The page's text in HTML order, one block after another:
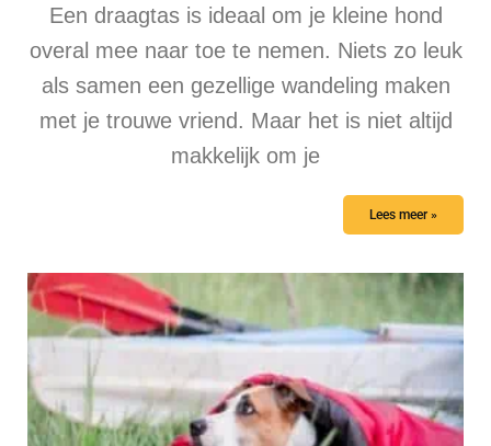
Een draagtas is ideaal om je kleine hond
overal mee naar toe te nemen. Niets zo leuk
als samen een gezellige wandeling maken
met je trouwe vriend. Maar het is niet altijd
makkelijk om je
Lees meer »